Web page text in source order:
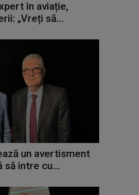
în aviație,
„Vreți să...
un avertisment
să intre cu...